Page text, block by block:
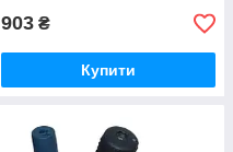
903 ₴
Купити